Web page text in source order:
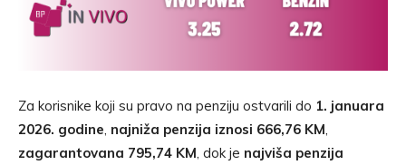
Za korisnike koji su pravo na penziju ostvarili do 1. januara
2026. godine, najniža penzija iznosi 666,76 KM,
zagarantovana 795,74 KM, dok je najviša penzija